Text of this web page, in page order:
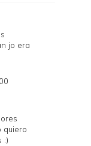
jo era
quiero
:)